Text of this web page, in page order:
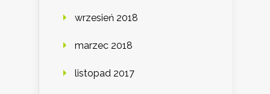
wrzesień 2018
marzec 2018
listopad 2017